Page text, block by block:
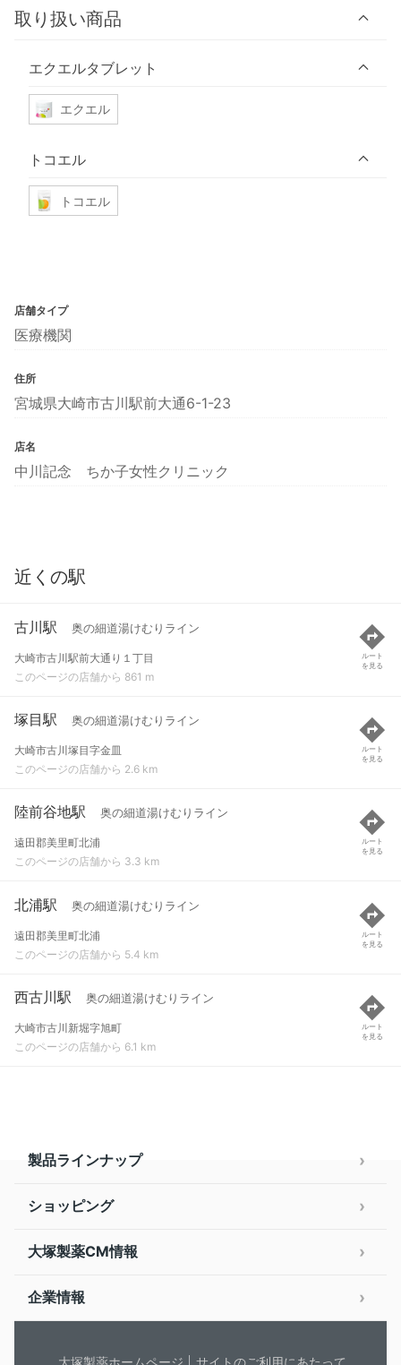
取り扱い商品
エクエルタブレット
エクエル
トコエル
トコエル
店舗タイプ
医療機関
住所
宮城県大崎市古川駅前大通6-1-23
店名
中川記念 ちか子女性クリニック
近くの駅
古川駅 奥の細道湯けむりライン
大崎市古川駅前大通り１丁目
このページの店舗から 861 m
ルート
を見る
塚目駅 奥の細道湯けむりライン
大崎市古川塚目字金皿
このページの店舗から 2.6 km
ルート
を見る
陸前谷地駅 奥の細道湯けむりライン
遠田郡美里町北浦
このページの店舗から 3.3 km
ルート
を見る
北浦駅 奥の細道湯けむりライン
遠田郡美里町北浦
このページの店舗から 5.4 km
ルート
を見る
西古川駅 奥の細道湯けむりライン
大崎市古川新堀字旭町
このページの店舗から 6.1 km
ルート
を見る
製品ラインナップ
ショッピング
大塚製薬CM情報
企業情報